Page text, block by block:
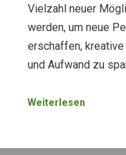
Vielzahl neuer
werden, um neue
erschaffen,
und Aufwand zu
Weiterlesen